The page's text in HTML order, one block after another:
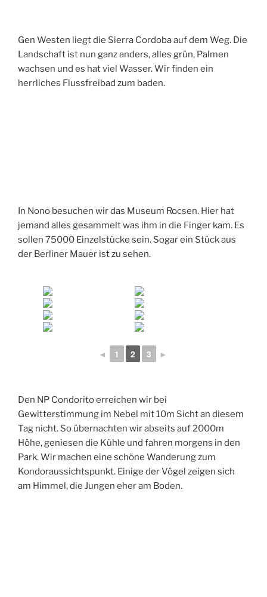
Gen Westen liegt die Sierra Cordoba auf dem Weg. Die
Landschaft ist nun ganz anders, alles grün, Palmen
wachsen und es hat viel Wasser. Wir finden ein
herrliches Flussfreibad zum baden.
In Nono besuchen wir das Museum Rocsen. Hier hat
jemand alles gesammelt was ihm in die Finger kam. Es
sollen 75000 Einzelstücke sein. Sogar ein Stück aus
der Berliner Mauer ist zu sehen.
◄ 1 2 3 ►
Den NP Condorito erreichen wir bei
Gewitterstimmung im Nebel mit 10m Sicht an diesem
Tag nicht. So übernachten wir abseits auf 2000m
Höhe, geniesen die Kühle und fahren morgens in den
Park. Wir machen eine schöne Wanderung zum
Kondoraussichtspunkt. Einige der Vögel zeigen sich
am Himmel, die Jungen eher am Boden.